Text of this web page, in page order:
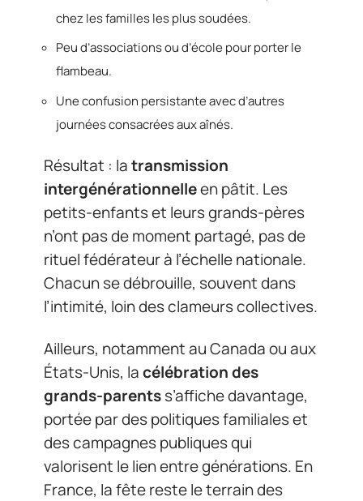
chez les familles les plus soudées.
Peu d’associations ou d’école pour porter le
flambeau.
Une confusion persistante avec d’autres
journées consacrées aux aînés.
Résultat : latransmission
intergénérationnelleen pâtit. Les
petits-enfants et leurs grands-pères
n’ont pas de moment partagé, pas de
rituel fédérateur à l’échelle nationale.
Chacun se débrouille, souvent dans
l’intimité, loin des clameurs collectives.
Ailleurs, notamment au Canada ou aux
États-Unis, lacélébration des
grands-parentss’affiche davantage,
portée par des politiques familiales et
des campagnes publiques qui
valorisent le lien entre générations. En
France, la fête reste le terrain des